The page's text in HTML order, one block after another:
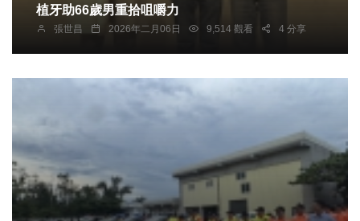
植牙助66歲男重拾咀嚼力
張世昌 2026年二月06日 9,514 觀看 4 分享